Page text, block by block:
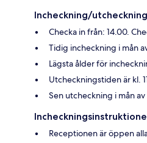
Incheckning/utcheckning
Checka in från: 14.00.
Tidig incheckning i mån
Lägsta ålder för
Utcheckningstiden är kl.
Sen utcheckning i mån
Receptionen är öppen